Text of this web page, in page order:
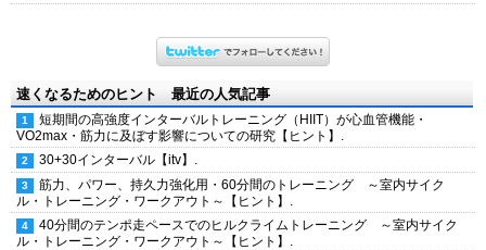
速くなるためのヒント 最近の人気記事
短期間の高強度インターバルトレーニング（HIIT）が心血管機能・
VO2max・筋力に及ぼす影響についての研究【ヒント】.
30+30インターバル【itv】.
筋力、パワー、持久力強化用・60分間のトレーニング ～室内サイク
ル・トレーニング・ワークアウト～【ヒント】.
40分間のテンポ走ペースでのヒルクライムトレーニング ～室内サイク
ル・トレーニング・ワークアウト～【ヒント】.